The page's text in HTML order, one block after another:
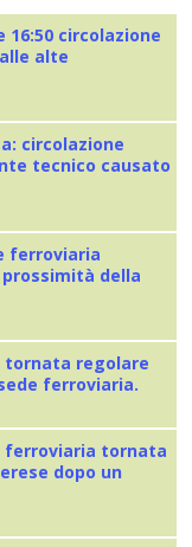
circolazione
alte
circolazione
tecnico causato
ferroviaria
della
tornata regolare
ferroviaria.
ferroviaria tornata
dopo un